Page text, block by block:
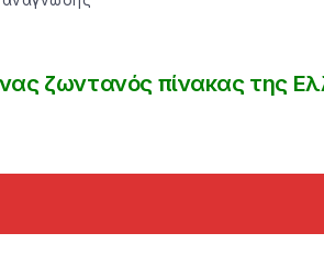
ζωντανός πίνακας της